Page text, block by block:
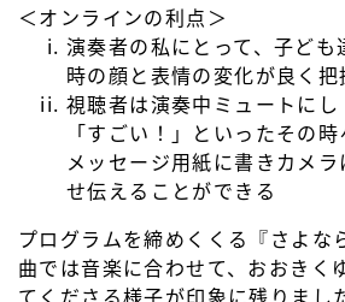
＜オンラインの利点＞
演奏者の私にとって、子ど
時の顔と表情の変化が良く把
視聴者は演奏中ミュートに
「すごい！」といったその
メッセージ用紙に書きカメ
せ伝えることができる
プログラムを締めくくる『さよな
曲では音楽に合わせて、おおきく